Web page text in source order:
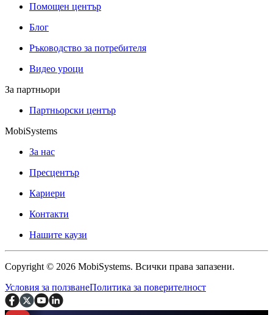
Помощен център
Блог
Ръководство за потребителя
Видео уроци
За партньори
Партньорски център
MobiSystems
За нас
Пресцентър
Кариери
Контакти
Нашите каузи
Copyright © 2026 MobiSystems. Всички права запазени.
Условия за ползванеПолитика за поверителност